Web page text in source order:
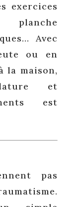
exercices
planche
Avec
ou en
la maison,
et
est
pas